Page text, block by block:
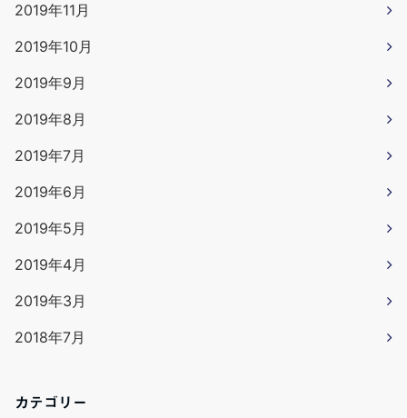
2019年11月
2019年10月
2019年9月
2019年8月
2019年7月
2019年6月
2019年5月
2019年4月
2019年3月
2018年7月
カテゴリー